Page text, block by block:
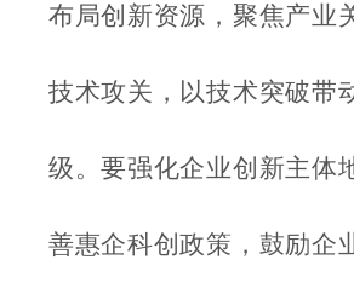
布局创新资源，聚焦产业
技术攻关，以技术突破带
级。要强化企业创新主体
善惠企科创政策，鼓励企